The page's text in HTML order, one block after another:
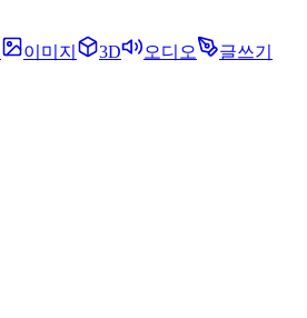
이미지 3D 오디오 글쓰기